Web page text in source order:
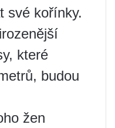
své kořínky.
které
budou
žen